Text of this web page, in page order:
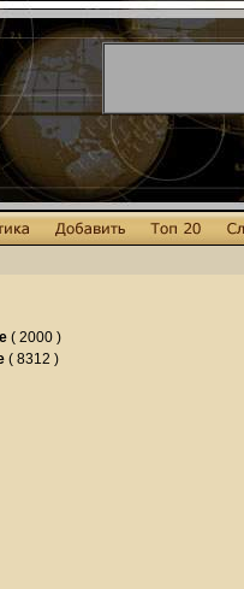
( 2000 )
( 8312 )